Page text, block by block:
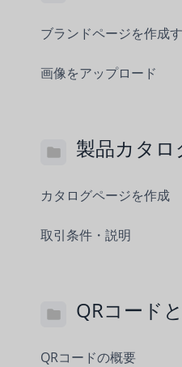
ブランドページを作成
画像をアップロード
製品カタロ
カタログページを作成
取引条件・説明
QRコード
QRコードの概要